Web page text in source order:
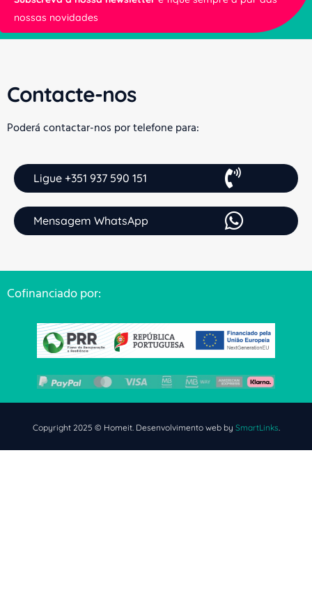
nossas novidades
Contacte-nos
Poderá contactar-nos por telefone para:
Ligue +351 937 590 151
Mensagem WhatsApp
Cofinanciado por:
Copyright 2025 © Homeit. Desenvolvimento web by SmartLinks.